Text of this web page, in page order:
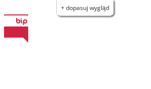
+ dopasuj wygląd